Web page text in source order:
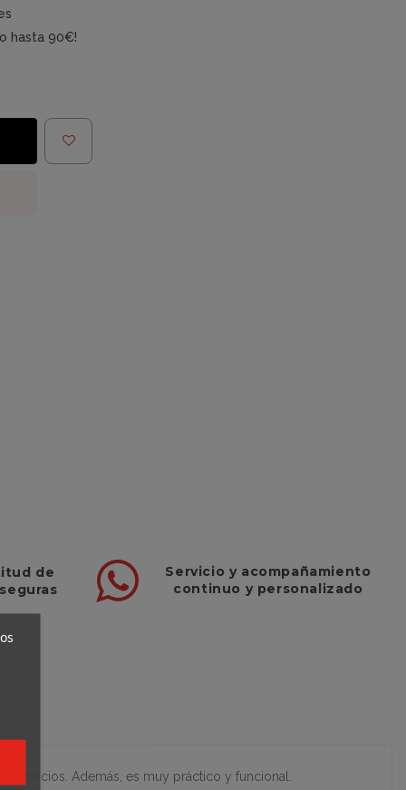
hasta 90€!
de
Servicio y acompañamiento
continuo y personalizado
Además, es muy práctico y funcional.